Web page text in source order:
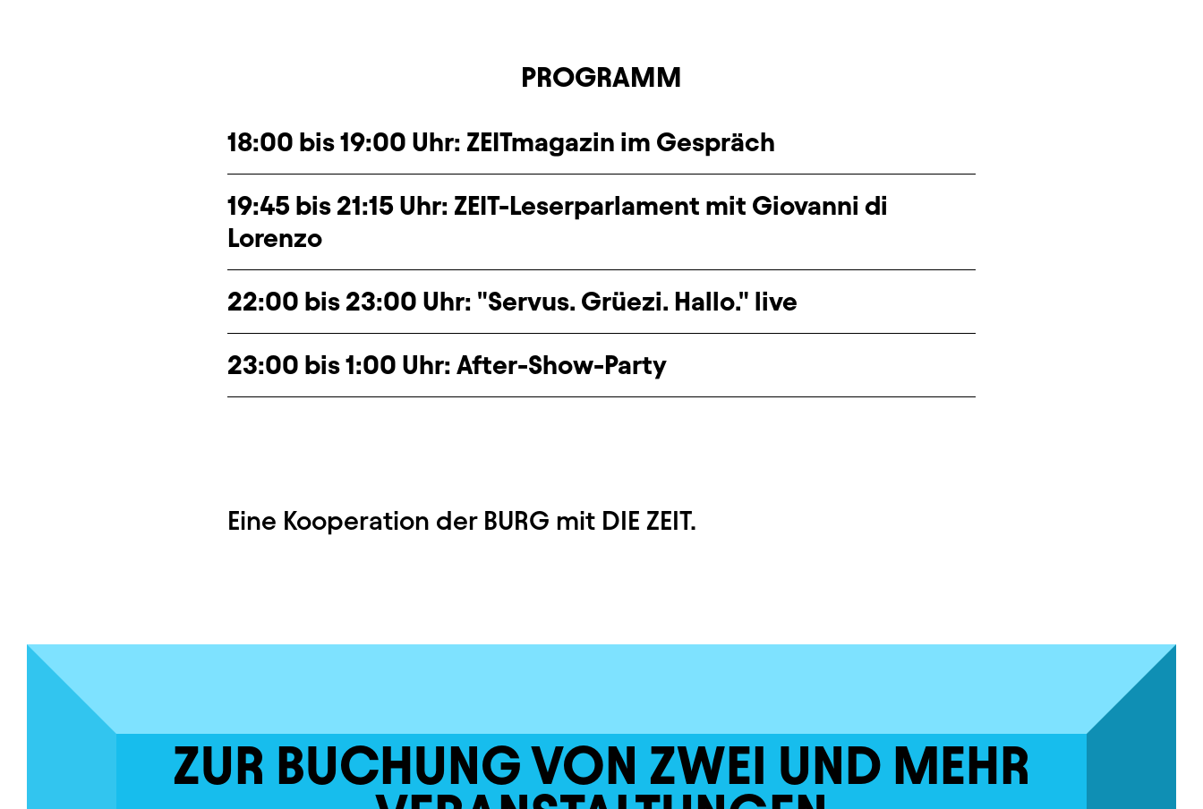
PROGRAMM
18:00 bis 19:00 Uhr: ZEITmagazin im Gespräch
19:45 bis 21:15 Uhr: ZEIT-Leserparlament mit Giovanni di
Lorenzo
22:00 bis 23:00 Uhr: "Servus. Grüezi. Hallo." live
23:00 bis 1:00 Uhr: After-Show-Party
Eine Kooperation der BURG mit DIE ZEIT.
ZUR BUCHUNG VON ZWEI UND MEHR